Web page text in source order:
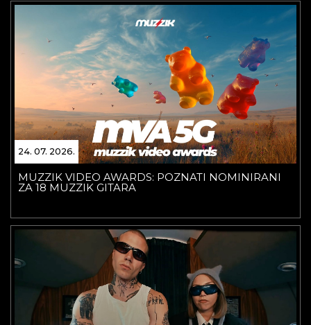
24. 07. 2026.
MUZZIK VIDEO AWARDS: POZNATI NOMINIRANI
ZA 18 MUZZIK GITARA